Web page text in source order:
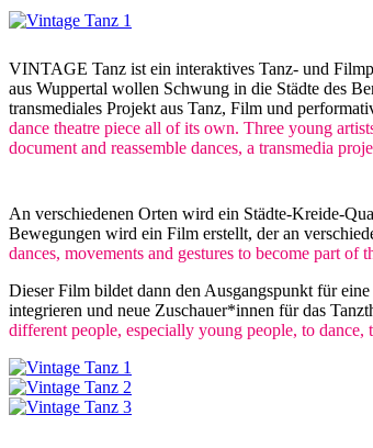
VINTAGE Tanz ist ein interaktives Tanz- und
aus Wuppertal wollen Schwung in die Städte des
transmediales Projekt aus Tanz, Film und
dance theatre piece all of its own. Three young
document and reassemble dances, a transmedia
An verschiedenen Orten wird ein Städte-Kreide-
Bewegungen wird ein Film erstellt, der an
dances, movements and gestures to become part
Dieser Film bildet dann den Ausgangspunkt für
integrieren und neue Zuschauer*innen für das
different people, especially young people, to dance,